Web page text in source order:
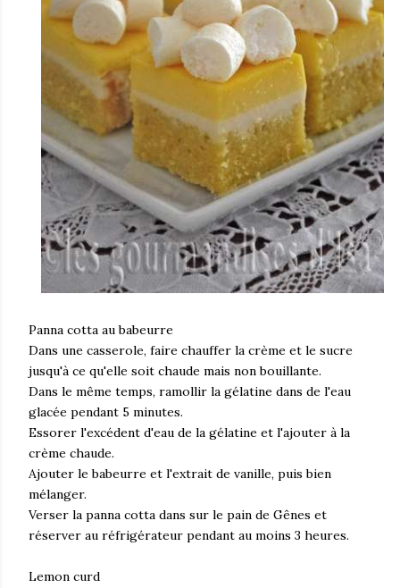
Panna cotta au babeurre
Dans une casserole, faire chauffer la crème et le sucre
jusqu'à ce qu'elle soit chaude mais non bouillante.
Dans le même temps, ramollir la gélatine dans de l'eau
glacée pendant 5 minutes.
Essorer l'excédent d'eau de la gélatine et l'ajouter à la
crème chaude.
Ajouter le babeurre et l'extrait de vanille, puis bien
mélanger.
Verser la panna cotta dans sur le pain de Gênes et
réserver au réfrigérateur pendant au moins 3 heures.
Lemon curd